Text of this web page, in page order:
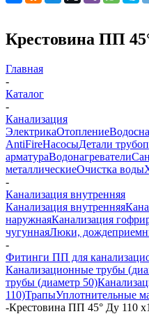
Крестовина ПП
Главная
-
Каталог
-
Канализация
ЭлектрикаОтопление
AntiFireНасосыДетали
арматураВодонагреватели
металлическиеОчистка воды
-
Канализация внутренняя
Канализация внутренняя
наружнаяКанализация
чугуннаяЛюки,
-
Фитинги ПП для
Канализационные трубы
трубы (диаметр 50)
110)ТрапыУплотнительные
-Крестовина ПП 45° Ду 110